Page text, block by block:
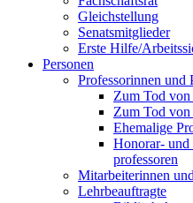
Gleichstellung
Senatsmitglieder
Erste Hilfe/
Personen
Professorinnen und
Zum Tod
Zum Tod
Ehemalige
Honorar- und
professoren
Mitarbeiterinnen
Lehrbeauftragte